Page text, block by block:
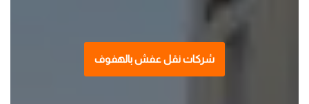
شركات نقل عفش بالهفوف